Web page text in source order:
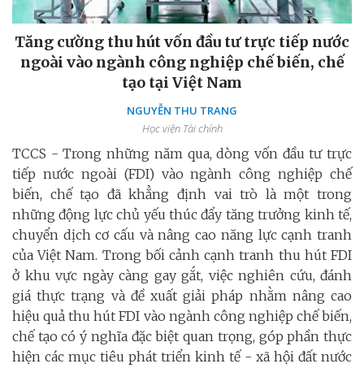
Tăng cường thu hút vốn đầu tư trực tiếp nước
ngoài vào ngành công nghiệp chế biến, chế
tạo tại Việt Nam
NGUYỄN THU TRANG
Học viện Tài chính
TCCS - Trong những năm qua, dòng vốn đầu tư trực
tiếp nước ngoài (FDI) vào ngành công nghiệp chế
biến, chế tạo đã khẳng định vai trò là một trong
những động lực chủ yếu thúc đẩy tăng trưởng kinh tế,
chuyển dịch cơ cấu và nâng cao năng lực cạnh tranh
của Việt Nam. Trong bối cảnh cạnh tranh thu hút FDI
ở khu vực ngày càng gay gắt, việc nghiên cứu, đánh
giá thực trạng và đề xuất giải pháp nhằm nâng cao
hiệu quả thu hút FDI vào ngành công nghiệp chế biến,
chế tạo có ý nghĩa đặc biệt quan trọng, góp phần thực
hiện các mục tiêu phát triển kinh tế - xã hội đất nước